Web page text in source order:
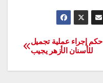
حكم إجراء عملية تجميل
للأسنان الأزهر يجيب